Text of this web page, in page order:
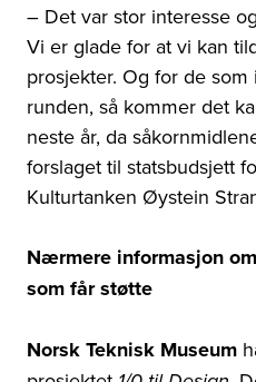
– Det var stor interesse
Vi er glade for at vi kan
prosjekter. Og for de
runden, så kommer det
neste år, da
forslaget til statsbudsjett
Kulturtanken Øystein
Nærmere informasjon
som får støtte
Norsk Teknisk Museum